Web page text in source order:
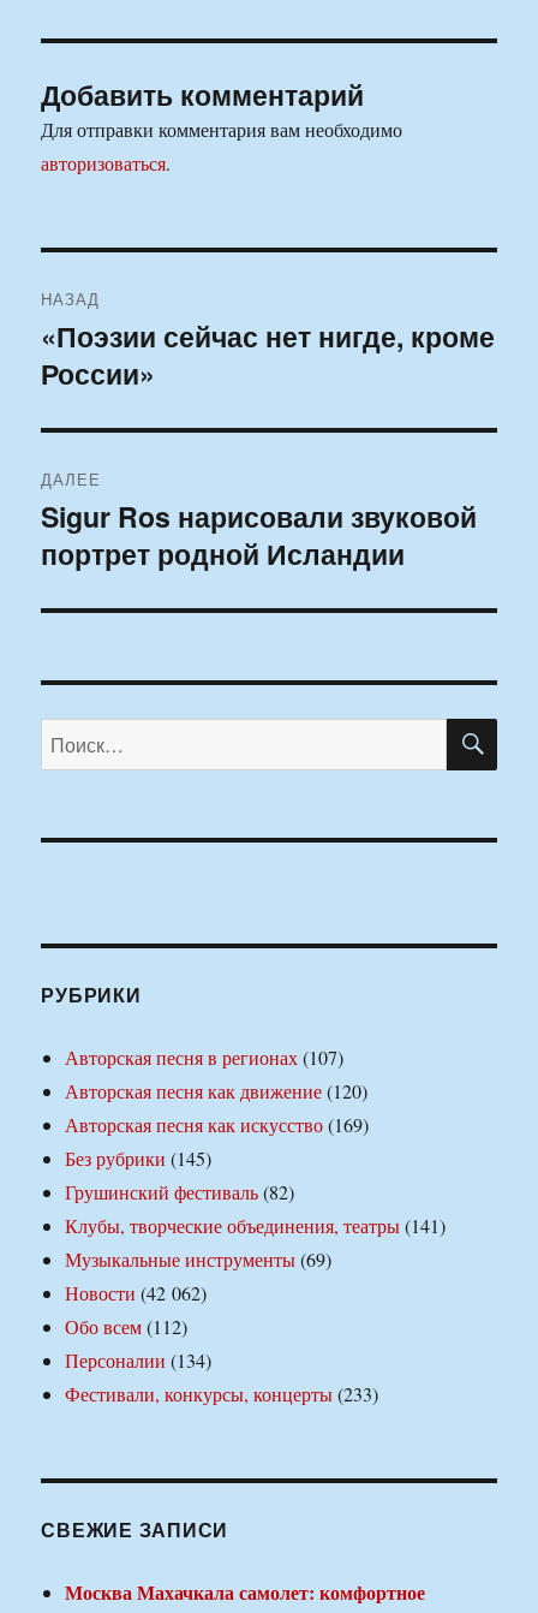
Добавить комментарий
Для отправки комментария вам необходимо
авторизоваться.
по
записям
НАЗАД
Предыдущая
запись:
«Поэзии сейчас нет нигде, кроме
России»
ДАЛЕЕ
Следующая
запись:
Sigur Ros нарисовали звуковой
портрет родной Исландии
Искать:
РУБРИКИ
Авторская песня в регионах(107)
Авторская песня как движение(120)
Авторская песня как искусство(169)
Без рубрики (145)
Грушинский фестиваль(82)
Клубы, творческие объединения, театры(141)
Музыкальные инструменты(69)
Новости (42 062)
Обо всем(112)
Персоналии (134)
Фестивали, конкурсы, концерты(233)
СВЕЖИЕ ЗАПИСИ
Москва Махачкала самолет: комфортное